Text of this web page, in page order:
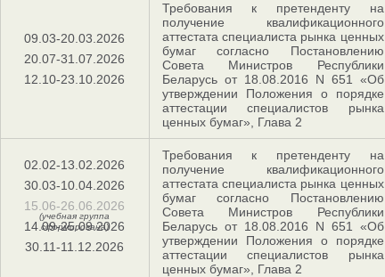
09.03-20.03.2026
20.07-31.07.2026
12.10-23.10.2026
Требования к претенденту на
получение квалификационного
аттестата специалиста рынка ценных
бумаг согласно Постановлению
Совета Министров Республики
Беларусь от 18.08.2016 N 651 «Об
утверждении Положения о порядке
аттестации специалистов рынка
ценных бумаг», Глава 2
02.02-13.02.2026
30.03-10.04.2026
15.06-26.06.2026
(учебная группа
сформирована)
14.09-25.09.2026
30.11-11.12.2026
Требования к претенденту на
получение квалификационного
аттестата специалиста рынка ценных
бумаг согласно Постановлению
Совета Министров Республики
Беларусь от 18.08.2016 N 651 «Об
утверждении Положения о порядке
аттестации специалистов рынка
ценных бумаг», Глава 2